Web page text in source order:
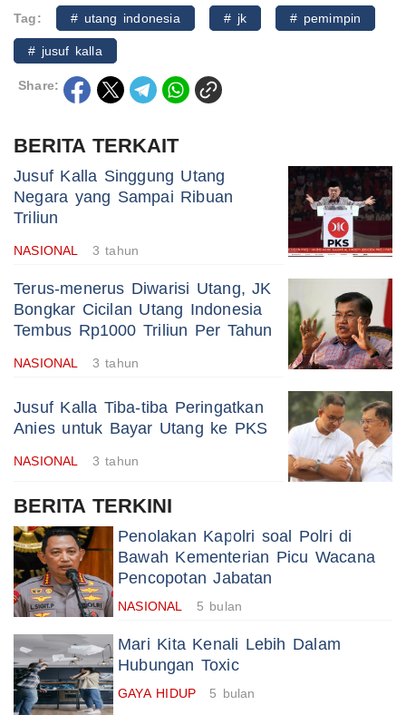
Tag: # utang indonesia # jk # pemimpin
# jusuf kalla
Share:
BERITA TERKAIT
Jusuf Kalla Singgung Utang
Negara yang Sampai Ribuan
Triliun
NASIONAL 3 tahun
Terus-menerus Diwarisi Utang, JK
Bongkar Cicilan Utang Indonesia
Tembus Rp1000 Triliun Per Tahun
NASIONAL 3 tahun
Jusuf Kalla Tiba-tiba Peringatkan
Anies untuk Bayar Utang ke PKS
NASIONAL 3 tahun
BERITA TERKINI
Penolakan Kapolri soal Polri di
Bawah Kementerian Picu Wacana
Pencopotan Jabatan
NASIONAL 5 bulan
Mari Kita Kenali Lebih Dalam
Hubungan Toxic
GAYA HIDUP 5 bulan